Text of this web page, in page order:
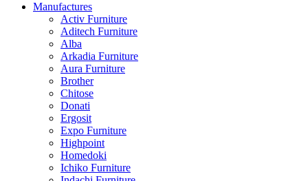
Manufactures
Activ Furniture
Aditech Furniture
Alba
Arkadia Furniture
Aura Furniture
Brother
Chitose
Donati
Ergosit
Expo Furniture
Highpoint
Homedoki
Ichiko Furniture